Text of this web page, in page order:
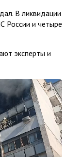
В ликвидации
России и четыре
эксперты и